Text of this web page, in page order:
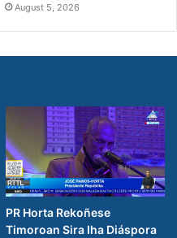
August 5, 2026
PR Horta Rekoñese
Timoroan Sira Iha Diáspora